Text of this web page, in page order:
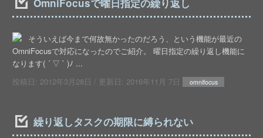
そういえば今まで何故無かったのだろう、という機能が最近の
OmniFocusで対応になったのでご紹介。 曜日指定の繰り返し機能に
なります( ´ ▽ ` )ﾉ ...
投稿日: 2012年3月28日 / 更新日: 2016年11月 7日 omnifocus
繰り返しタスクの期限に縛られない